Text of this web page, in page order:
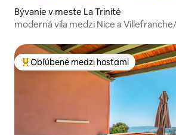
Bývanie v meste La Trinité
moderná vila medzi Nice a
Najobľúbenejšie medzi hosťami
Obľúbené medzi hosťami